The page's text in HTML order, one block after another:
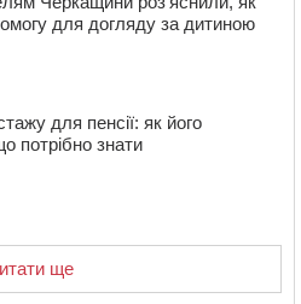
для догляду за дитиною
для пенсії: як його
потрібно знати
ще